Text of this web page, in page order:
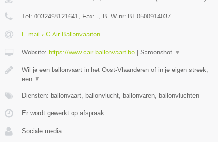
Tel: 0032498121641, Fax: -, BTW-nr: BE0500914037
E-mail › C-Air Ballonvaarten
Website: https://www.cair-ballonvaart.be Screenshot ▼
Wil je een ballonvaart in het Oost-Vlaanderen of in je eigen streek,
een ▼
Diensten: ballonvaart, ballonvlucht, ballonvaren, ballonvluchten
Er wordt gewerkt op afspraak.
Sociale media: